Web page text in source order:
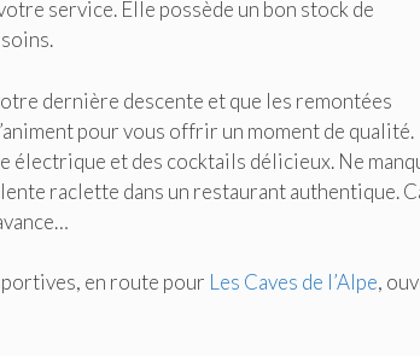
service. Elle possède un bon stock de
dernière descente et que les remontées
pour vous offrir un moment de qualité.
électrique et des cocktails délicieux. Ne
raclette dans un restaurant authentique.
en route pour Les Caves de l’Alpe,